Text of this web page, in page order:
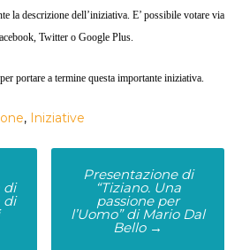
la descrizione dell’iniziativa. E’ possibile votare via
Twitter o Google Plus.
portare a termine questa importante iniziativa.
, Iniziative
di
di
Presentazione di
“Tiziano. Una
passione per
l’Uomo” di Mario Dal
Bello →